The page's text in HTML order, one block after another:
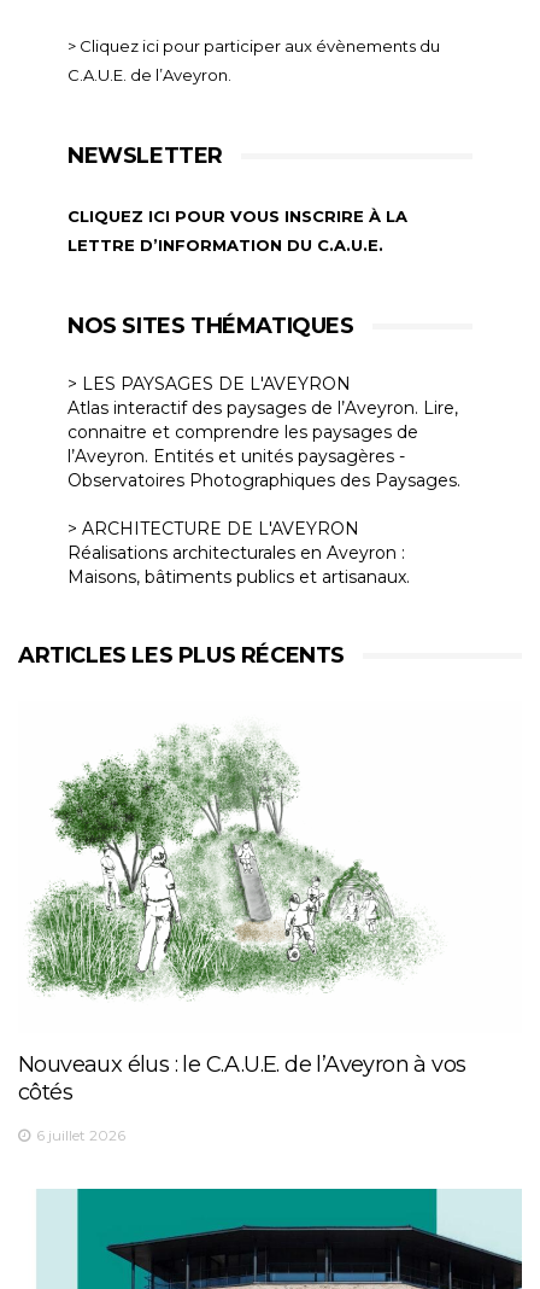
> Cliquez ici pour participer aux évènements du
C.A.U.E. de l’Aveyron.
NEWSLETTER
CLIQUEZ ICI POUR VOUS INSCRIRE À LA
LETTRE D’INFORMATION DU C.A.U.E.
NOS SITES THÉMATIQUES
> LES PAYSAGES DE L'AVEYRON
Atlas interactif des paysages de l’Aveyron. Lire,
connaitre et comprendre les paysages de
l’Aveyron. Entités et unités paysagères -
Observatoires Photographiques des Paysages.
> ARCHITECTURE DE L'AVEYRON
Réalisations architecturales en Aveyron :
Maisons, bâtiments publics et artisanaux.
ARTICLES LES PLUS RÉCENTS
Nouveaux élus : le C.A.U.E. de l’Aveyron à vos
côtés
6 juillet 2026